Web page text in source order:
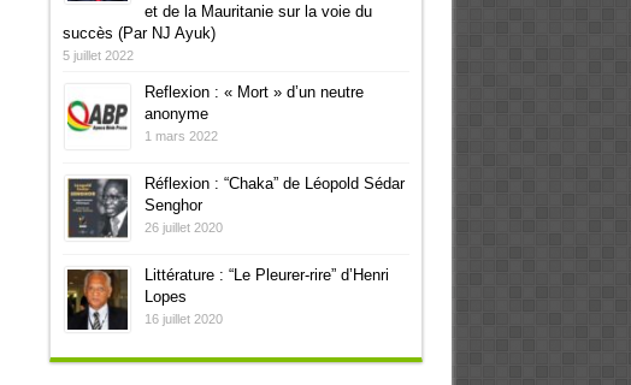
et de la Mauritanie sur la voie du
succès (Par NJ Ayuk)
5 juillet 2022
Reflexion : « Mort » d’un neutre
anonyme
1 mars 2022
Réflexion : “Chaka” de Léopold Sédar
Senghor
26 juillet 2020
Littérature : “Le Pleurer-rire” d’Henri
Lopes
16 juillet 2020